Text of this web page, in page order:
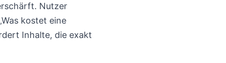
Nutzer
kostet eine
Inhalte, die exakt